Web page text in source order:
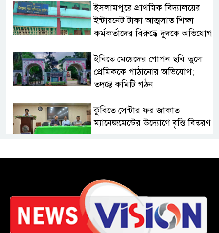
​ইসলামপুরে প্রাথমিক বিদ্যালয়ের
ইন্টারনেট টাকা আত্মসাত শিক্ষা
কর্মকর্তাদের বিরুদ্ধে দুদকে অভিযোগ
ইবিতে মেয়েদের গোপন ছবি তুলে
প্রেমিককে পাঠানোর অভিযোগ;
তদন্তে কমিটি গঠন
কুবিতে সেন্টার ফর জাকাত
ম্যানেজমেন্টের উদ্যোগে বৃত্তি বিতরণ
চকরিয়ায় ফাঁসিয়াখালী সরকারি
প্রাথমিক বিদ্যালয়ের ম্যানেজিং
কমিটির সভাপতি নির্বাচিত মো.